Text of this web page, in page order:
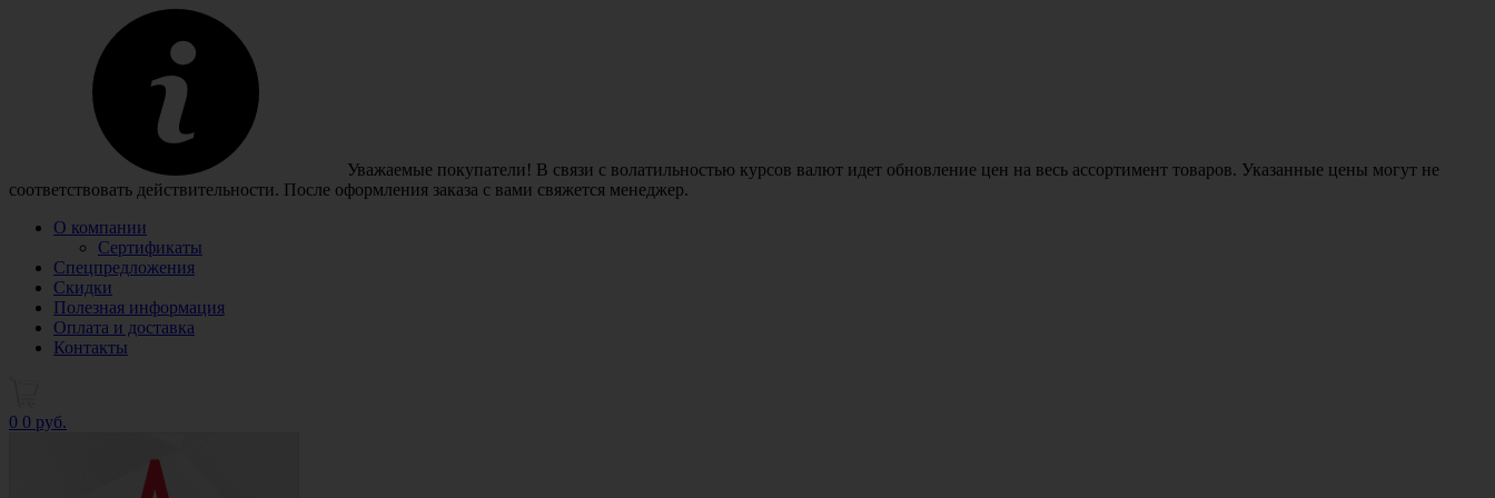
Уважаемые покупатели! В связи с волатильностью курсов валют идет обновление цен на весь ассортимент товаров. Указанные цены могут не
соответствовать действительности. После оформления заказа с вами свяжется менеджер.
О компании
Сертификаты
Спецпредложения
Скидки
Полезная информация
Оплата и доставка
Контакты
0 0 руб.